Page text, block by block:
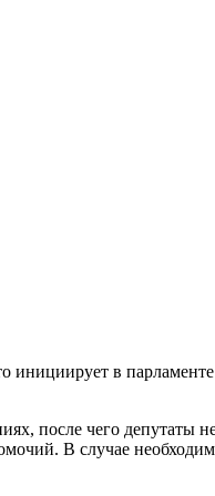
инициирует в
после чего депутаты
В случае